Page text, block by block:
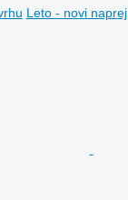
Leto - novi naprej